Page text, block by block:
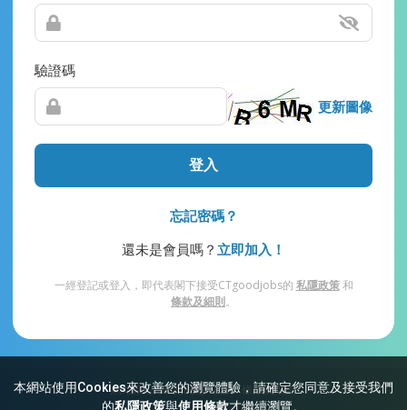
本網站使用Cookies來改善您的瀏覽體驗，請確定您同意及接受我們
的私隱政策與使用條款才繼續瀏覽。
驗證碼
更新圖像
登入
忘記密碼？
還未是會員嗎？ 立即加入！
一經登記或登入，即代表閣下接受CTgoodjobs的 私隱政策和
條款及細則。
網站索引 常見問題 私隱 條款及細則